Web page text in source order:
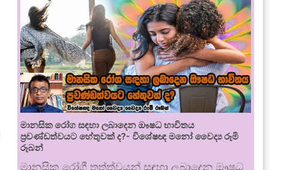
මානසික රෝග සඳහා ලබාදෙන ඖෂධ භාවිතය
ප්‍රචණ්ඩත්වයට හේතුවක් ද?- විශේෂඥ මනෝ වෛද්‍ය රූමි
රූබන්
මානසික රෝගී තත්ත්වයන් සඳහා ලබාදෙන ඖෂධ